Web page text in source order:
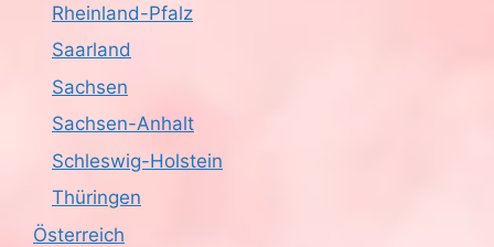
Rheinland-Pfalz
Saarland
Sachsen
Sachsen-Anhalt
Schleswig-Holstein
Thüringen
Österreich